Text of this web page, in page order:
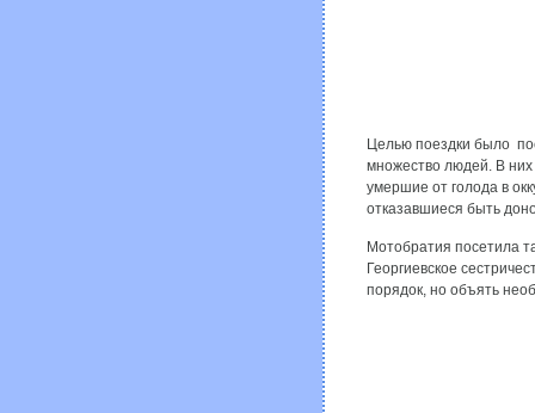
Целью поездки было
множество людей. В
умершие от голода в
отказавшиеся быть
Мотобратия посетила
Георгиевское
порядок, но объять